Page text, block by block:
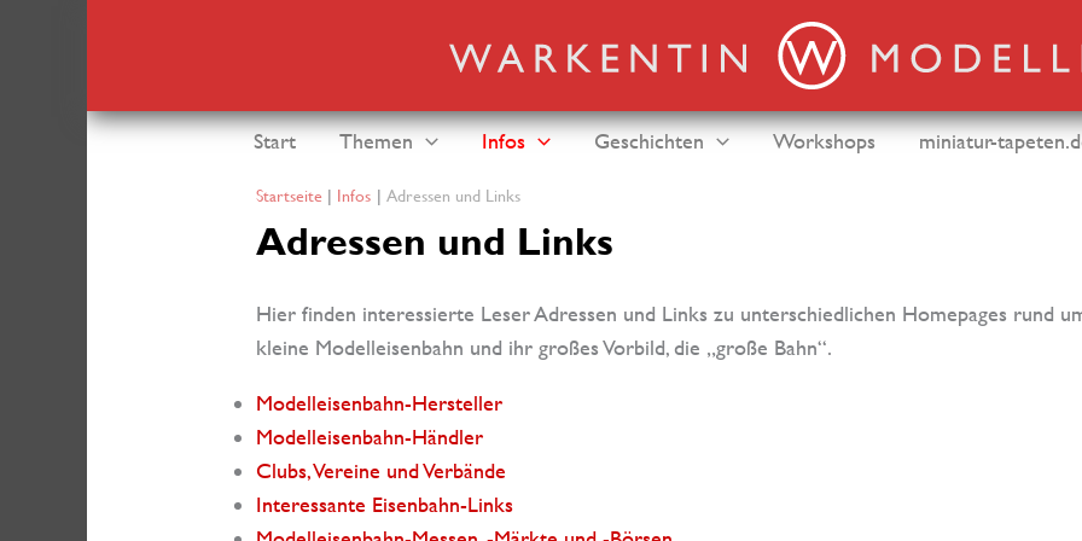
Start Themen Infos Geschichten Workshops miniatur-
Startseite Infos Adressen und Links
Adressen und Links
Hier finden interessierte Leser Adressen und Links zu unterschiedlichen Homepages rund
kleine Modelleisenbahn und ihr großes Vorbild, die „große Bahn“.
Modelleisenbahn-Hersteller
Modelleisenbahn-Händler
Clubs, Vereine und Verbände
Interessante Eisenbahn-Links